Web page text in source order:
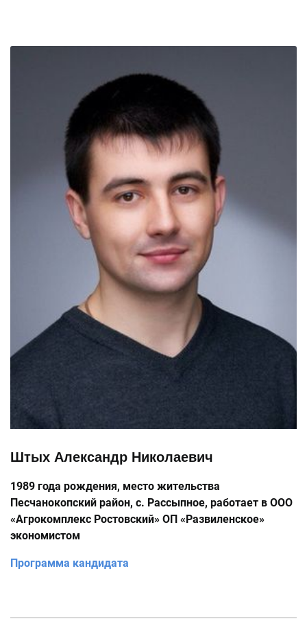
Штых Александр Николаевич
1989 года рождения, место жительства
Песчанокопский район, с. Рассыпное, работает в ООО
«Агрокомплекс Ростовский» ОП «Развиленское»
экономистом
Программа кандидата